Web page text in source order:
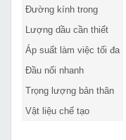
Đường kính trong
Lượng dầu cần thiết
Áp suất làm việc tối đa
Đầu nối nhanh
Trọng lượng bản thân
Vật liệu chế tạo